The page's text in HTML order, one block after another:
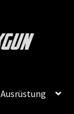
Ausrüstung